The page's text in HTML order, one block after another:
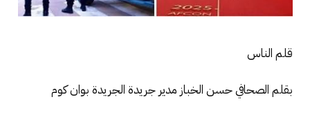
قلم الناس
بقلم الصحافي حسن الخباز مدير جريدة الجريدة بوان كوم